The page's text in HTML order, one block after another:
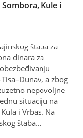
Kule i
štaba za
dinara za
a zbog
nepovoljne
situaciju na
i Vrbas. Na
štaba…